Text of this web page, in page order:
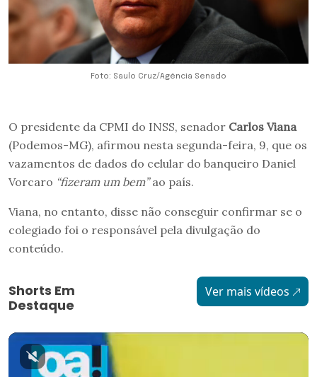
Foto: Saulo Cruz/Agência Senado
O presidente da CPMI do INSS, senador Carlos Viana
(Podemos-MG), afirmou nesta segunda-feira, 9, que os
vazamentos de dados do celular do banqueiro Daniel
Vorcaro “fizeram um bem”ao país.
Viana, no entanto, disse não conseguir confirmar se o
colegiado foi o responsável pela divulgação do
conteúdo.
Shorts Em
Destaque
Ver mais vídeos